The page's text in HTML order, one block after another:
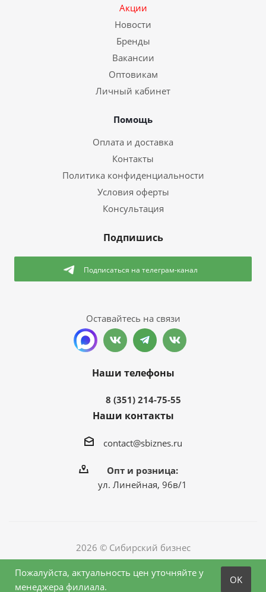
Акции
Новости
Бренды
Вакансии
Оптовикам
Личный кабинет
Помощь
Оплата и доставка
Контакты
Политика конфиденциальности
Условия оферты
Консультация
Подпишись
Подписаться на телеграм-канал
Оставайтесь на связи
Наши телефоны
8 (351) 214-75-55
Наши контакты
contact@sbiznes.ru
Опт и розница:
ул. Линейная, 96в/1
2026 © Сибирский бизнес
Пожалуйста, актуальность цен уточняйте у
менеджера филиала.
OK